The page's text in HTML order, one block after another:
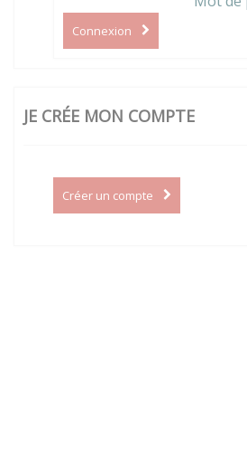
Connexion
JE CRÉE MON COMPTE
Créer un compte